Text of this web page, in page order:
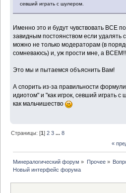
севший играть с шулером.
Именно это и будут чувствовать ВСЕ
завидным постоянством если удалять
можно не только модераторам (в
сомневаюсь) и, уж прости мне, а
Это мы и пытаемся объяснить Вам!
А спорить из-за правильности
идиотом" и "как игрок, севший играть
как мальчишество
Страницы: [1]2 3 ...8
«
Минералогический форум » Прочее»
Новый интерфейс форума